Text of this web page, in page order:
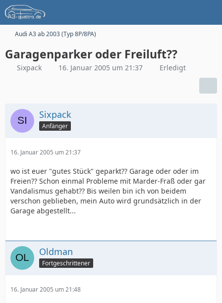
Audi A3 ab 2003 (Typ 8P/8PA)
Garagenparker oder Freiluft??
Sixpack 16. Januar 2005 um 21:37 Erledigt
Sixpack
Anfänger
16. Januar 2005 um 21:37
wo ist euer "gutes Stück" geparkt?? Garage oder oder im
Freien?? Schon einmal Probleme mit Marder-Fraß oder gar
Vandalismus gehabt?? Bis weilen bin ich von beidem
verschon geblieben, mein Auto wird grundsätzlich in der
Garage abgestellt...
Oldman
Fortgeschrittener
16. Januar 2005 um 21:48